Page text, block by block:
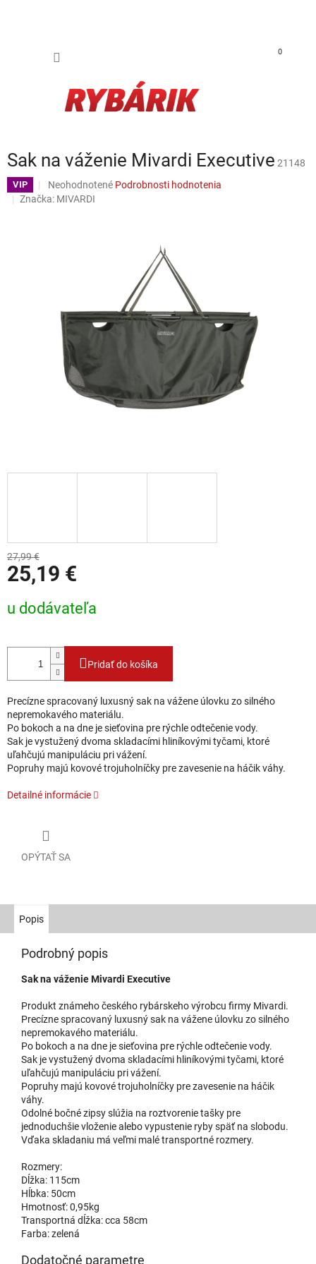
0
Sak na váženie Mivardi Executive 21148
VIP Priemerné hodnotenie produktu je 0,0 z 5 hviezdičiek.
Neohodnotené Podrobnosti hodnotenia
Značka: MIVARDI
27,99 €
25,19 €
u dodávateľa
Pridať do košíka
Precízne spracovaný luxusný sak na vážene úlovku zo silného
nepremokavého materiálu.
Po bokoch a na dne je sieťovina pre rýchle odtečenie vody.
Sak je vystužený dvoma skladacími hliníkovými tyčami, ktoré
uľahčujú manipuláciu pri vážení.
Popruhy majú kovové trojuholníčky pre zavesenie na háčik váhy.
Detailné informácie
OPÝTAŤ SA
Popis
Podrobný popis
Sak na váženie Mivardi Executive
Produkt známeho českého rybárskeho výrobcu firmy Mivardi.
Precízne spracovaný luxusný sak na vážene úlovku zo silného
nepremokavého materiálu.
Po bokoch a na dne je sieťovina pre rýchle odtečenie vody.
Sak je vystužený dvoma skladacími hliníkovými tyčami, ktoré
uľahčujú manipuláciu pri vážení.
Popruhy majú kovové trojuholníčky pre zavesenie na háčik
váhy.
Odolné bočné zipsy slúžia na roztvorenie tašky pre
jednoduchšie vloženie alebo vypustenie ryby späť na slobodu.
Vďaka skladaniu má veľmi malé transportné rozmery.
Rozmery:
Dĺžka: 115cm
Hĺbka: 50cm
Hmotnosť: 0,95kg
Transportná dĺžka: cca 58cm
Farba: zelená
Dodatočné parametre